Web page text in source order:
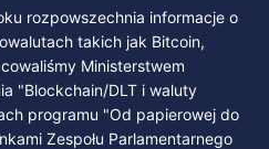
rozpowszechnia informacje o
takich jak Bitcoin,
Ministerstwem
"Blockchain/DLT i waluty
programu "Od papierowej do
Zespołu Parlamentarnego